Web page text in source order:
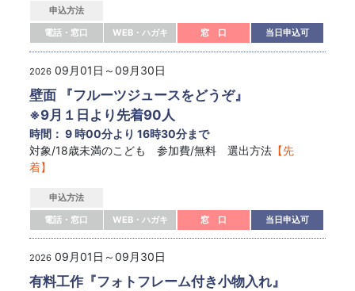
申込方法
電話・窓口
WEB・ハガキ 窓 口 当日申込可
2026 09月01日～09月30日
壁面 『フルーツジュースをどうぞ』
※9月１日より先着90人
時間： 9 時00分より 16時30分まで
対象/18歳未満のこども 参加費/無料 選出方法 【先
着】
申込方法
電話・窓口
WEB・ハガキ 窓 口 当日申込可
2026 09月01日～09月30日
有料工作『フォトフレーム付き小物入れ』